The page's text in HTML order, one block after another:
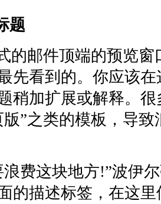
题
邮件顶端的预览窗
先看到的。你应该
稍加扩展或解释。
”之类的模板，导
这块地方!”波伊尔
的描述标签，在这